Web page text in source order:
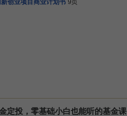
创业项目商业计划书 9页
定投，零基础小白也能听的基金课